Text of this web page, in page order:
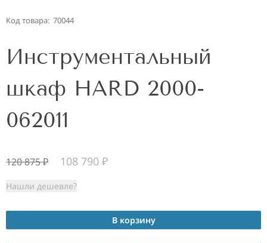
Код товара: 70044
Инструментальный
шкаф HARD 2000-
062011
120 875₽ 108 790 ₽
Нашли дешевле?
В корзину